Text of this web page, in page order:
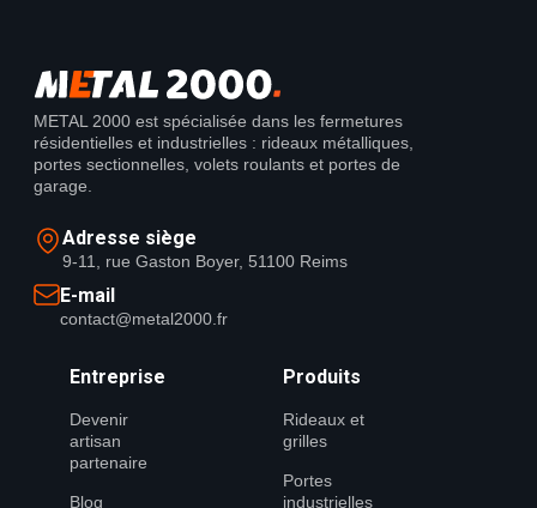
METAL 2000 est spécialisée dans les fermetures
résidentielles et industrielles : rideaux métalliques,
portes sectionnelles, volets roulants et portes de
garage.
Adresse siège
9-11, rue Gaston Boyer, 51100 Reims
E-mail
contact@metal2000.fr
Entreprise
Devenir
artisan
partenaire
Blog
Produits
Rideaux et
grilles
Portes
industrielles